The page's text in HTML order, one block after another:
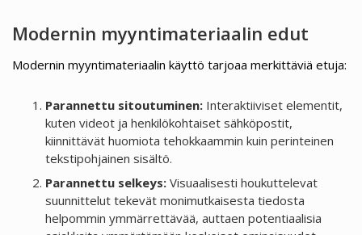
Modernin myyntimateriaalin edut
Modernin myyntimateriaalin käyttö tarjoaa merkittäviä etuja:
Parannettu sitoutuminen:Interaktiiviset elementit,
kuten videot ja henkilökohtaiset sähköpostit,
kiinnittävät huomiota tehokkaammin kuin perinteinen
tekstipohjainen sisältö.
Parannettu selkeys:Visuaalisesti houkuttelevat
suunnittelut tekevät monimutkaisesta tiedosta
helpommin ymmärrettävää, auttaen potentiaalisia